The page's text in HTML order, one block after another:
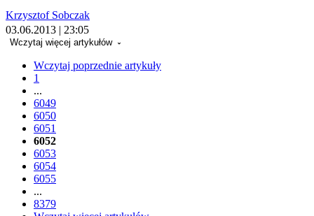
Krzysztof Sobczak
03.06.2013 | 23:05
Wczytaj więcej artykułów
Wczytaj poprzednie artykuły
1
...
6049
6050
6051
6052
6053
6054
6055
...
8379